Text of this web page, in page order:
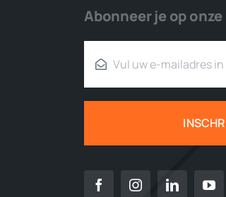
Abonneer je op